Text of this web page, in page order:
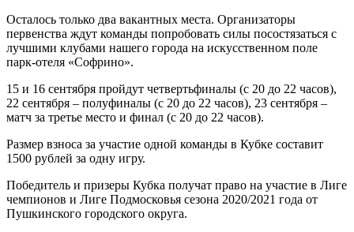
Осталось только два вакантных места. Организаторы
первенства ждут команды попробовать силы посостязаться с
лучшими клубами нашего города на искусственном поле
парк-отеля «Софрино».
15 и 16 сентября пройдут четвертьфиналы (с 20 до 22 часов),
22 сентября – полуфиналы (с 20 до 22 часов), 23 сентября –
матч за третье место и финал (с 20 до 22 часов).
Размер взноса за участие одной команды в Кубке составит
1500 рублей за одну игру.
Победитель и призеры Кубка получат право на участие в Лиге
чемпионов и Лиге Подмосковья сезона 2020/2021 года от
Пушкинского городского округа.